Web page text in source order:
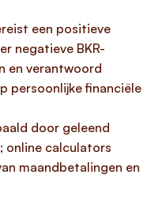
een positieve
negatieve BKR-
en verantwoord
persoonlijke financiële
door geleend
online calculators
maandbetalingen en